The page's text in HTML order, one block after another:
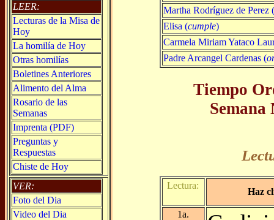
LEER:
Lecturas de la Misa de
Hoy
La homilía de Hoy
Otras homilías
Boletines Anteriores
Alimento del Alma
Rosario de las
Semanas
Imprenta (PDF)
Preguntas y
Respuestas
Chiste de Hoy
VER:
Foto del Dia
Video del Dia
Martha Rodríguez de Perez
Elisa (cumple)
Carmela Miriam Yataco
Padre Arcangel Cardenas (
Tiempo
Semana
Lectura:
Haz
1a.